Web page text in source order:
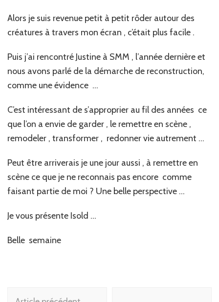
Alors je suis revenue petit à petit rôder autour des
créatures à travers mon écran , c’était plus facile .
Puis j’ai rencontré Justine à SMM , l’année dernière et
nous avons parlé de la démarche de reconstruction,
comme une évidence …
C’est intéressant de s’approprier au fil des années ce
que l’on a envie de garder , le remettre en scène ,
remodeler , transformer , redonner vie autrement …
Peut être arriverais je une jour aussi , à remettre en
scène ce que je ne reconnais pas encore comme
faisant partie de moi ? Une belle perspective …
Je vous présente Isold …
Belle semaine
Navigation